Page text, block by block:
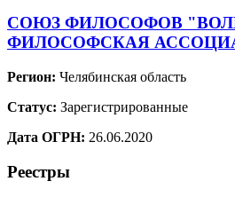
СОЮЗ ФИЛОСОФОВ
ФИЛОСОФСКАЯ
Регион: Челябинская область
Статус: Зарегистрированные
Дата ОГРН: 26.06.2020
Реестры